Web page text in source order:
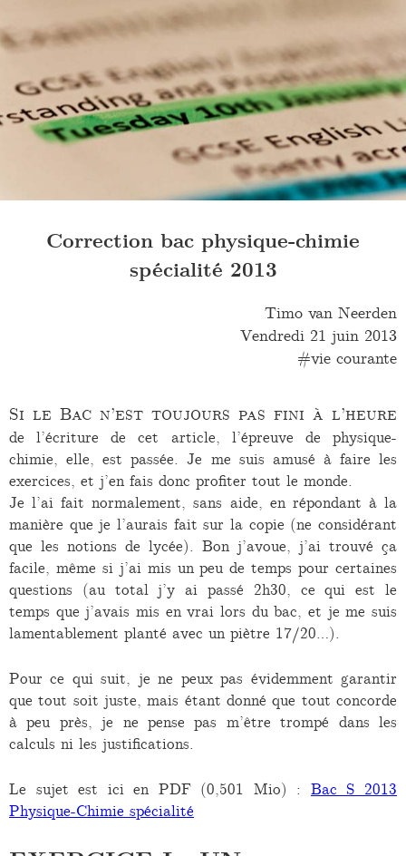
Correction bac physique-chimie
spécialité 2013
Timo van Neerden
Vendredi 21 juin 2013
vie courante
Si le Bac n’est toujours pas fini à l’heure
de l’écriture de cet article, l’épreuve de physique-
chimie, elle, est passée. Je me suis amusé à faire les
exercices, et j’en fais donc profiter tout le monde.
Je l’ai fait normalement, sans aide, en répondant à la
manière que je l’aurais fait sur la copie (ne considérant
que les notions de lycée). Bon j’avoue, j’ai trouvé ça
facile, même si j’ai mis un peu de temps pour certaines
questions (au total j’y ai passé 2h30, ce qui est le
temps que j’avais mis en vrai lors du bac, et je me suis
lamentablement planté avec un piètre 17/20…).
Pour ce qui suit, je ne peux pas évidemment garantir
que tout soit juste, mais étant donné que tout concorde
à peu près, je ne pense pas m’être trompé dans les
calculs ni les justifications.
Le sujet est ici en PDF (0,501 Mio) : Bac S 2013
Physique-Chimie spécialité